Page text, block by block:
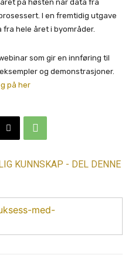
på høsten når data fra
I en fremtidig utgave
hele året i byområder.
som gir en innføring til
og demonstrasjoner.
på her
KUNNSKAP - DEL DENNE
med-